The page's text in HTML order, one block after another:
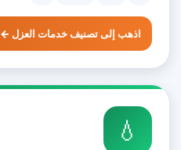
اذهب إلى تصنيف خدمات العزل ←
💧